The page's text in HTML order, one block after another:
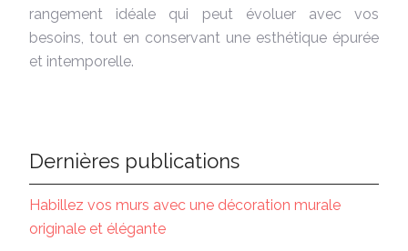
rangement idéale qui peut évoluer avec vos
besoins, tout en conservant une esthétique épurée
et intemporelle.
Dernières publications
Habillez vos murs avec une décoration murale
originale et élégante